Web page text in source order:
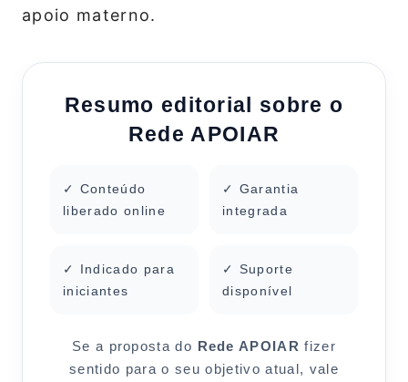
apoio materno.
Resumo editorial sobre o
Rede APOIAR
✓ Conteúdo
liberado online
✓ Garantia
integrada
✓ Indicado para
iniciantes
✓ Suporte
disponível
Se a proposta do Rede APOIAR fizer
sentido para o seu objetivo atual, vale